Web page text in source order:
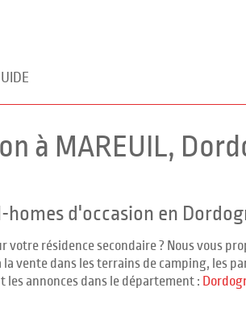
à MAREUIL,
d'occasion en
résidence secondaire ? Nous vous
vente dans les terrains de camping, les
les annonces dans le département :